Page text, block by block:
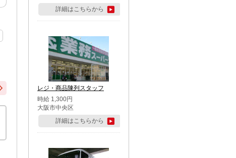
詳細はこちらから
レジ・商品陳列スタッフ
時給 1,300円
大阪市中央区
詳細はこちらから